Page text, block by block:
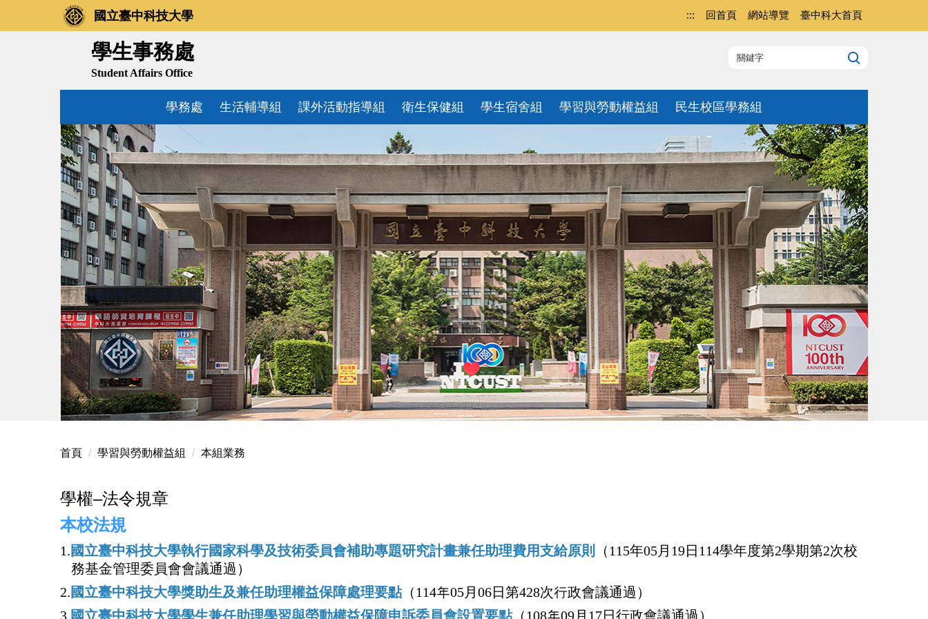
國立臺中科技大學
學生事務處
Student Affairs Office
學務處 生活輔導組 課外活動指導組 衛生保健組 學生宿舍組 學習與勞動權益組 民生校區學務組
::: 回首頁 網站導覽 臺中科大首頁
首頁 學習與勞動權益組 本組業務
學權–法令規章
本校法規
1.國立臺中科技大學執行國家科學及技術委員會補助專題研究計畫兼任助理費用支給原則 （115年05月19日114學年度第2學期第2次校
務基金管理委員會會議通過）
2.國立臺中科技大學獎助生及兼任助理權益保障處理要點（114年05月06日第428次行政會議通過）
3. 國立臺中科技大學學生兼任助理學習與勞動權益保障申訴委員會設置要點（108年09月17日行政會議通過）